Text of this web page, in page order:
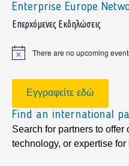
Enterprise Europe
sidebar
Επερχόμενες Εκδηλώσεις
Notice There are no upcoming
Εγγραφείτε εδώ
Find an international
Search for partners to offer
technology, or expertise